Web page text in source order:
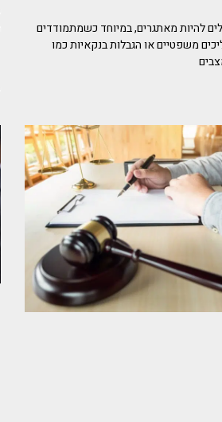
להיות מאתגרים, במיוחד כשמתמודדים
משפטיים או הגבלות בנקאיות כמו